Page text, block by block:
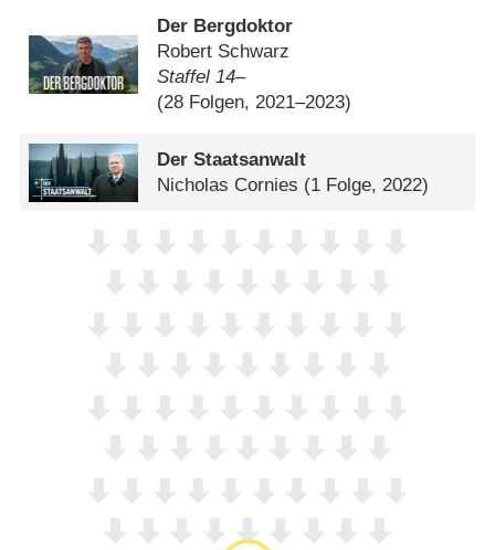
Der Bergdoktor
Robert Schwarz
Staffel 14–
(28 Folgen, 2021–2023)
Der Staatsanwalt
Nicholas Cornies (1 Folge, 2022)